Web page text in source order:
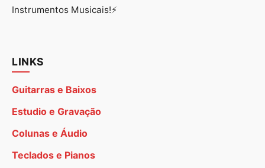
Instrumentos Musicais!⚡
LINKS
Guitarras e Baixos
Estudio e Gravação
Colunas e Áudio
Teclados e Pianos